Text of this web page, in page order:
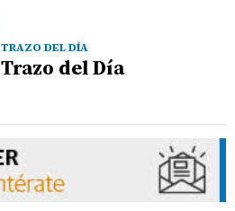
TRAZO DEL DÍA
Trazo del Día